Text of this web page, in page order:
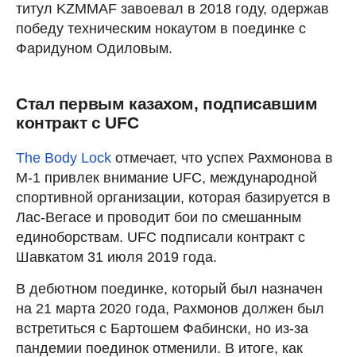
титул KZMMAF завоевал в 2018 году, одержав
победу техническим нокаутом в поединке с
Фаридуном Одиловым.
Стал первым казахом, подписавшим
контракт с UFC
The Body Lock отмечает, что успех Рахмонова в
M-1 привлек внимание UFC, международной
спортивной организации, которая базируется в
Лас-Вегасе и проводит бои по смешанным
единоборствам. UFC подписали контракт с
Шавкатом 31 июля 2019 года.
В дебютном поединке, который был назначен
на 21 марта 2020 года, Рахмонов должен был
встретиться с Бартошем Фабински, но из-за
пандемии поединок отменили. В итоге, как